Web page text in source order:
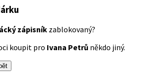
zápisník zablokovaný?
koupit pro Ivana Petrů někdo jiný.